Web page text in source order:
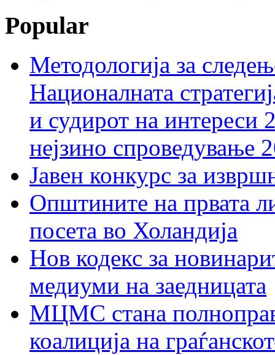
Popular
Методологија за
Националната
и судирот на интереси
нејзино спроведување
Јавен конкурс за
Општините на првата
посета во Холандија
Нов кодекс за
медиуми на заедницата
МЦМС стана
коалиција на